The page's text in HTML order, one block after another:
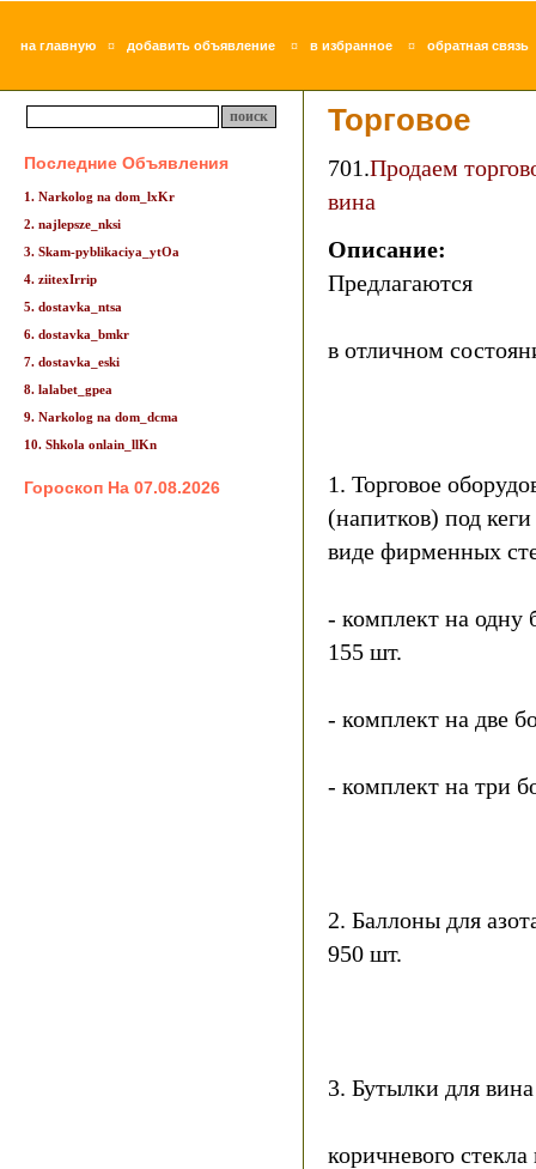
на главную ¤ добавить объявление ¤ в избранное ¤ обратная связь
Последние Объявления
1. Narkolog na dom_lxKr
2. najlepsze_nksi
3. Skam-pyblikaciya_ytOa
4. ziitexIrrip
5. dostavka_ntsa
6. dostavka_bmkr
7. dostavka_eski
8. lalabet_gpea
9. Narkolog na dom_dcma
10. Shkola onlain_llKn
Гороскоп На 07.08.2026
Торговое
701.Продаем
вина
Описание:
Предлагаются
в отличном
1. Торговое
(напитков) под
виде фирменных
- комплект на одну
155 шт.
- комплект на две
- комплект на три
2. Баллоны для
950 шт.
3. Бутылки для
коричневого